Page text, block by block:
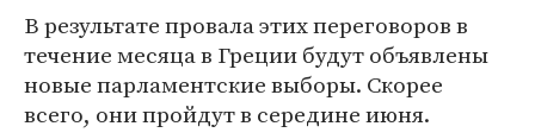
В результате провала этих переговоров в
течение месяца в Греции будут объявлены
новые парламентские выборы. Скорее
всего, они пройдут в середине июня.